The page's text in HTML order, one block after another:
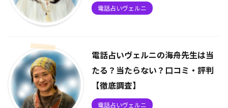
電話占いヴェルニ
電話占いヴェルニの海舟先生は当
たる？当たらない？口コミ・評判
【徹底調査】
電話占いヴェルニ